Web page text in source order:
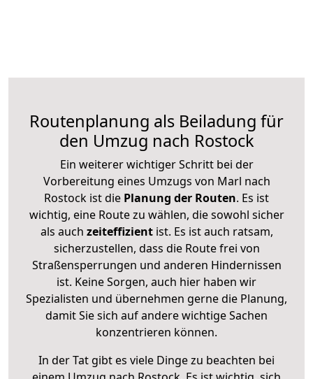
Routenplanung als Beiladung für
den Umzug nach Rostock
Ein weiterer wichtiger Schritt bei der
Vorbereitung eines Umzugs von Marl nach
Rostock ist die Planung der Routen. Es ist
wichtig, eine Route zu wählen, die sowohl sicher
als auch zeiteffizientist. Es ist auch ratsam,
sicherzustellen, dass die Route frei von
Straßensperrungen und anderen Hindernissen
ist. Keine Sorgen, auch hier haben wir
Spezialisten und übernehmen gerne die Planung,
damit Sie sich auf andere wichtige Sachen
konzentrieren können.
In der Tat gibt es viele Dinge zu beachten bei